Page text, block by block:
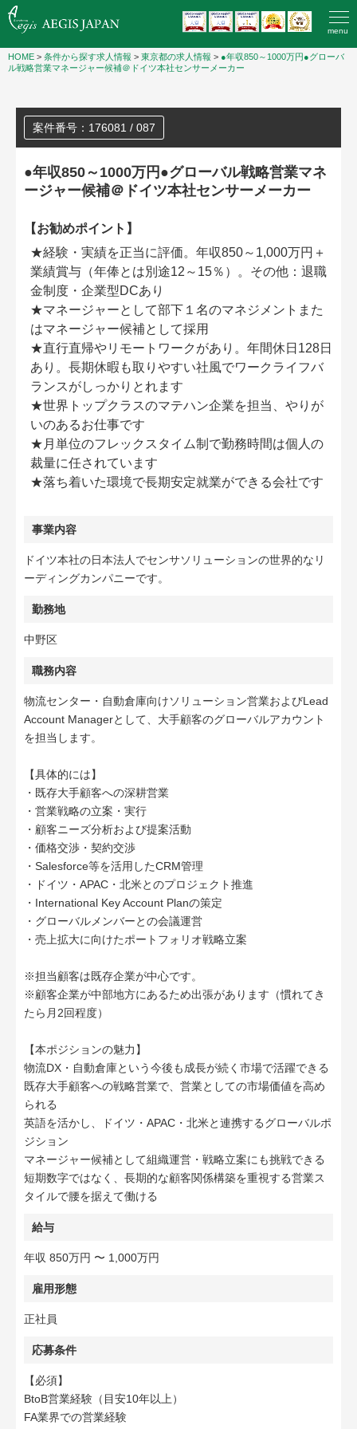
menu
HOME > 条件から探す求人情報 > 東京都の求人情報 > ●年収850～1000万円●グローバ
ル戦略営業マネージャー候補＠ドイツ本社センサーメーカー
案件番号：176081 / 087
●年収850～1000万円●グローバル戦略営業マネ
ージャー候補＠ドイツ本社センサーメーカー
【お勧めポイント】
★経験・実績を正当に評価。年収850～1,000万円＋
業績賞与（年俸とは別途12～15％）。その他：退職
金制度・企業型DCあり
★マネージャーとして部下１名のマネジメントまた
はマネージャー候補として採用
★直行直帰やリモートワークがあり。年間休日128日
あり。長期休暇も取りやすい社風でワークライフバ
ランスがしっかりとれます
★世界トップクラスのマテハン企業を担当、やりが
いのあるお仕事です
★月単位のフレックスタイム制で勤務時間は個人の
裁量に任されています
★落ち着いた環境で長期安定就業ができる会社です
事業内容
ドイツ本社の日本法人でセンサソリューションの世界的なリ
ーディングカンパニーです。
勤務地
中野区
職務内容
物流センター・自動倉庫向けソリューション営業およびLead
Account Managerとして、大手顧客のグローバルアカウント
を担当します。
【具体的には】
・既存大手顧客への深耕営業
・営業戦略の立案・実行
・顧客ニーズ分析および提案活動
・価格交渉・契約交渉
・Salesforce等を活用したCRM管理
・ドイツ・APAC・北米とのプロジェクト推進
・International Key Account Planの策定
・グローバルメンバーとの会議運営
・売上拡大に向けたポートフォリオ戦略立案
※担当顧客は既存企業が中心です。
※顧客企業が中部地方にあるため出張があります（慣れてき
たら月2回程度）
【本ポジションの魅力】
物流DX・自動倉庫という今後も成長が続く市場で活躍できる
既存大手顧客への戦略営業で、営業としての市場価値を高め
られる
英語を活かし、ドイツ・APAC・北米と連携するグローバルポ
ジション
マネージャー候補として組織運営・戦略立案にも挑戦できる
短期数字ではなく、長期的な顧客関係構築を重視する営業ス
タイルで腰を据えて働ける
給与
年収 850万円 〜 1,000万円
雇用形態
正社員
応募条件
【必須】
BtoB営業経験（目安10年以上）
FA業界での営業経験